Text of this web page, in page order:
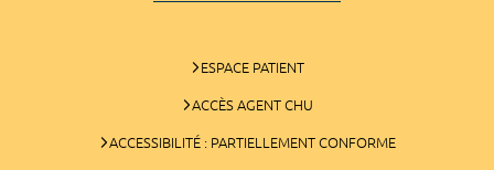
ESPACE PATIENT
ACCÈS AGENT CHU
ACCESSIBILITÉ : PARTIELLEMENT CONFORME